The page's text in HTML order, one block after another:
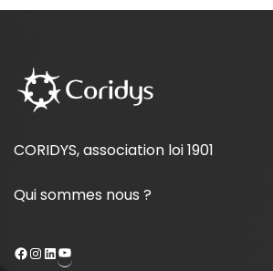
CORIDYS, association loi 1901
Qui sommes nous ?